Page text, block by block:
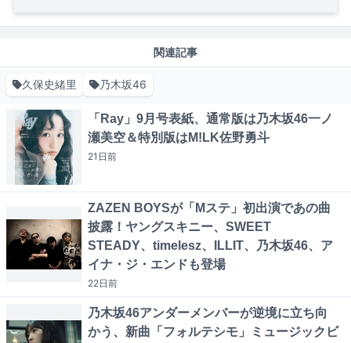
関連記事
久保史緒里 乃木坂46
「Ray」9月号表紙、通常版は乃木坂46一ノ
瀬美空＆特別版はM!LK佐野勇斗
21日前
ZAZEN BOYSが「Mステ」初出演であの曲
披露！ヤングスキニー、SWEET
STEADY、timelesz、ILLIT、乃木坂46、ア
イナ・ジ・エンドも登場
22日前
乃木坂46アンダーメンバーが逆境に立ち向
かう、新曲「フォルテシモ」ミュージックビ